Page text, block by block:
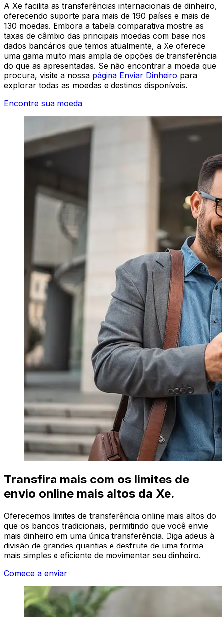
A Xe facilita as transferências internacionais de dinheiro,
oferecendo suporte para mais de 190 países e mais de
130 moedas. Embora a tabela comparativa mostre as
taxas de câmbio das principais moedas com base nos
dados bancários que temos atualmente, a Xe oferece
uma gama muito mais ampla de opções de transferência
do que as apresentadas. Se não encontrar a moeda que
procura, visite a nossa página Enviar Dinheiro para
explorar todas as moedas e destinos disponíveis.
Encontre sua moeda
Transfira mais com os limites de
envio online mais altos da Xe.
Oferecemos limites de transferência online mais altos do
que os bancos tradicionais, permitindo que você envie
mais dinheiro em uma única transferência. Diga adeus à
divisão de grandes quantias e desfrute de uma forma
mais simples e eficiente de movimentar seu dinheiro.
Comece a enviar